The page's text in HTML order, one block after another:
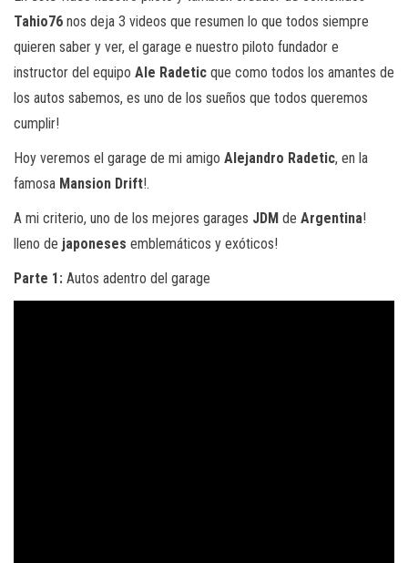
Tahio76 nos deja 3 videos que resumen lo que todos siempre
quieren saber y ver, el garage e nuestro piloto fundador e
instructor del equipo Ale Radetic que como todos los amantes de
los autos sabemos, es uno de los sueños que todos queremos
cumplir!
Hoy veremos el garage de mi amigo Alejandro Radetic, en la
famosa Mansion Drift!.
A mi criterio, uno de los mejores garages JDM de Argentina!
lleno de japoneses emblemáticos y exóticos!
Parte 1: Autos adentro del garage